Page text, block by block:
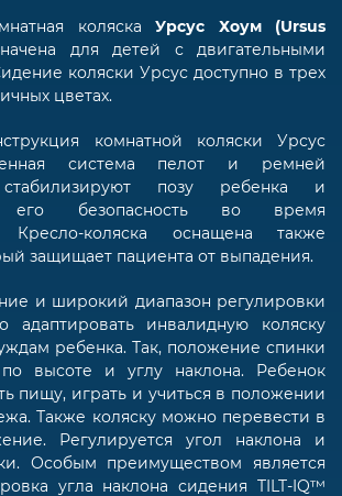
коляскаУрсус Хоум (Ursus
для детей с двигательными
коляски Урсус доступно в трех
цветах.
комнатной коляски Урсус
система пелот и ремней
стабилизируют позу ребенка и
его безопасность во время
Кресло-коляска оснащена также
защищает пациента от выпадения.
и широкий диапазон регулировки
адаптировать инвалидную коляску
ребенка. Так, положение спинки
высоте и углу наклона. Ребенок
пищу, играть и учиться в положении
Также коляску можно перевести в
Регулируется угол наклона и
Особым преимуществом является
угла наклона сидения TILT-IQ™